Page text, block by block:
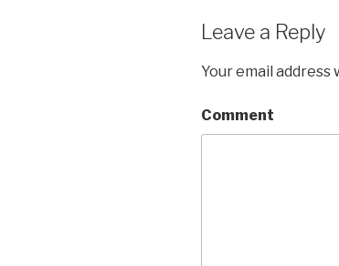
Leave a Reply
Your email address
Comment